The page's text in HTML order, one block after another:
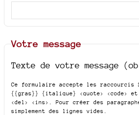
Votre message
Texte de votre message
Ce formulaire accepte les raccourcis
{{gras}} {italique} <quote> <code>
et
<del> <ins>
. Pour créer des
simplement des lignes vides.